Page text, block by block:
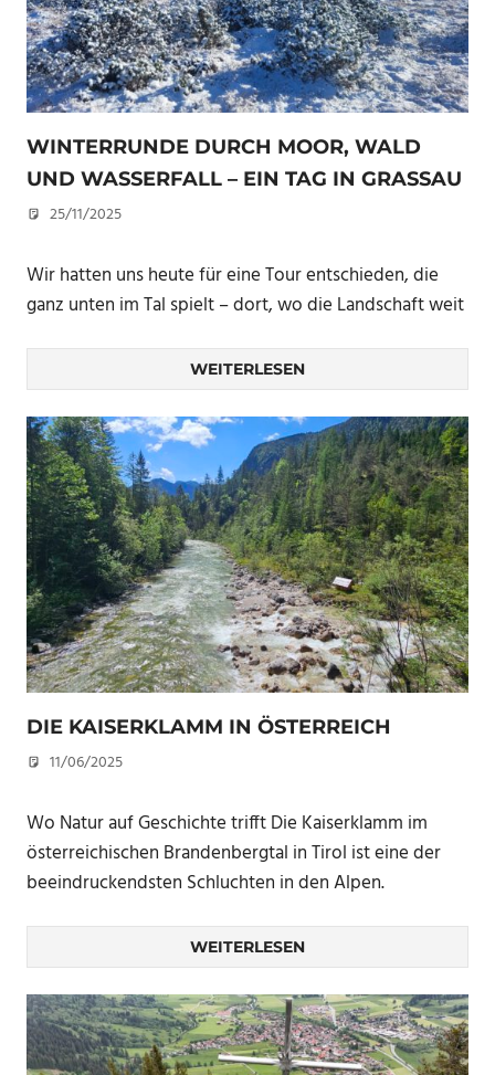
WINTERRUNDE DURCH MOOR, WALD
UND WASSERFALL – EIN TAG IN GRASSAU
25/11/2025
Wir hatten uns heute für eine Tour entschieden, die
ganz unten im Tal spielt – dort, wo die Landschaft weit
WEITERLESEN
DIE KAISERKLAMM IN ÖSTERREICH
11/06/2025
Wo Natur auf Geschichte trifft Die Kaiserklamm im
österreichischen Brandenbergtal in Tirol ist eine der
beeindruckendsten Schluchten in den Alpen.
WEITERLESEN